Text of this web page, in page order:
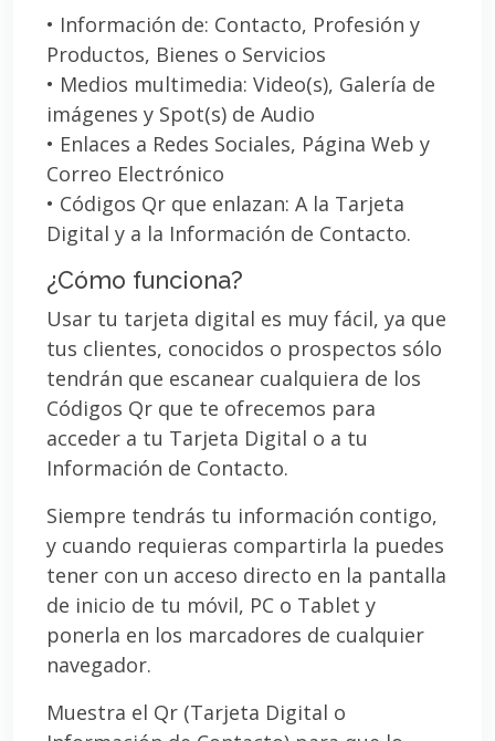
• Información de: Contacto, Profesión y
Productos, Bienes o Servicios
• Medios multimedia: Video(s), Galería de
imágenes y Spot(s) de Audio
• Enlaces a Redes Sociales, Página Web y
Correo Electrónico
• Códigos Qr que enlazan: A la Tarjeta
Digital y a la Información de Contacto.
¿Cómo funciona?
Usar tu tarjeta digital es muy fácil, ya que
tus clientes, conocidos o prospectos sólo
tendrán que escanear cualquiera de los
Códigos Qr que te ofrecemos para
acceder a tu Tarjeta Digital o a tu
Información de Contacto.
Siempre tendrás tu información contigo,
y cuando requieras compartirla la puedes
tener con un acceso directo en la pantalla
de inicio de tu móvil, PC o Tablet y
ponerla en los marcadores de cualquier
navegador.
Muestra el Qr (Tarjeta Digital o